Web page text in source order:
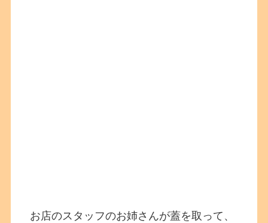
お店のスタッフのお姉さんが蓋を取って、